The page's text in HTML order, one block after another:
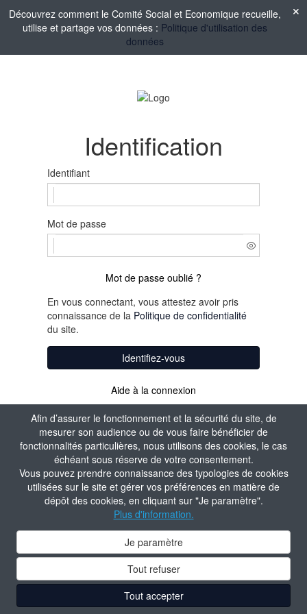
Afin d’assurer le fonctionnement et la sécurité du site, de
mesurer son audience ou de vous faire bénéficier de
fonctionnalités particulières, nous utilisons des cookies, le cas
échéant sous réserve de votre consentement.
Vous pouvez prendre connaissance des typologies de cookies
utilisées sur le site et gérer vos préférences en matière de
dépôt des cookies, en cliquant sur "Je paramètre".
Plus d'information.
Je paramètre
Tout refuser
Tout accepter
Découvrez comment le Comité Social et Economique recueille,
utilise et partage vos données : Politique d'utilisation des
données
Identification
Identifiant
Mot de passe
Mot de passe oublié ?
En vous connectant, vous attestez avoir pris
connaissance de la Politique de confidentialité
du site.
Identifiez-vous
Aide à la connexion